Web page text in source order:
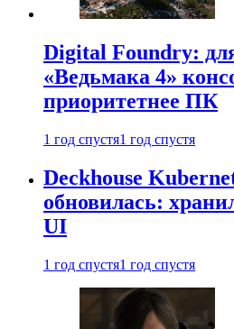
Digital Foundry:
«Ведьмака 4»
приоритетнее ПК
1 год спустя1 год спустя
Deckhouse
обновилась:
UI
1 год спустя1 год спустя